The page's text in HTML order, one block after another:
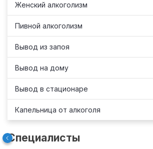
Женский алкоголизм
Пивной алкоголизм
Вывод из запоя
Вывод на дому
Вывод в стационаре
Капельница от алкоголя
Специалисты